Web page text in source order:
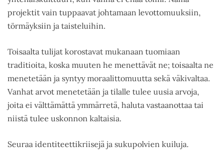
projektit vain tuppaavat johtamaan levottomuuksiin,
törmäyksiin ja taisteluihin.
Toisaalta tulijat korostavat mukanaan tuomiaan
traditioita, koska muuten he menettävät ne; toisaalta ne
menetetään ja syntyy moraalittomuutta sekä väkivaltaa.
Vanhat arvot menetetään ja tilalle tulee uusia arvoja,
joita ei välttämättä ymmärretä, haluta vastaanottaa tai
niistä tulee uskonnon kaltaisia.
Seuraa identiteettikriisejä ja sukupolvien kuiluja.